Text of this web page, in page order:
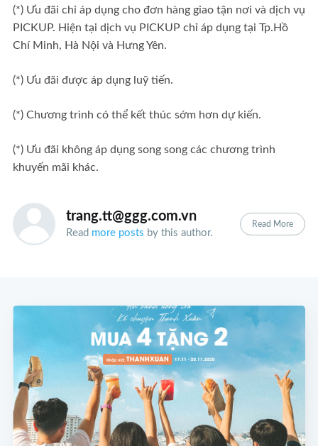
(*) Ưu đãi chỉ áp dụng cho đơn hàng giao tận nơi và dịch vụ
PICKUP. Hiện tại dịch vụ PICKUP chỉ áp dụng tại Tp.Hồ
Chí Minh, Hà Nội và Hưng Yên.
(*) Ưu đãi được áp dụng luỹ tiến.
(*) Chương trình có thể kết thúc sớm hơn dự kiến.
(*) Ưu đãi không áp dụng song song các chương trình
khuyến mãi khác.
trang.tt@ggg.com.vn
Read more posts by this author.
Read More